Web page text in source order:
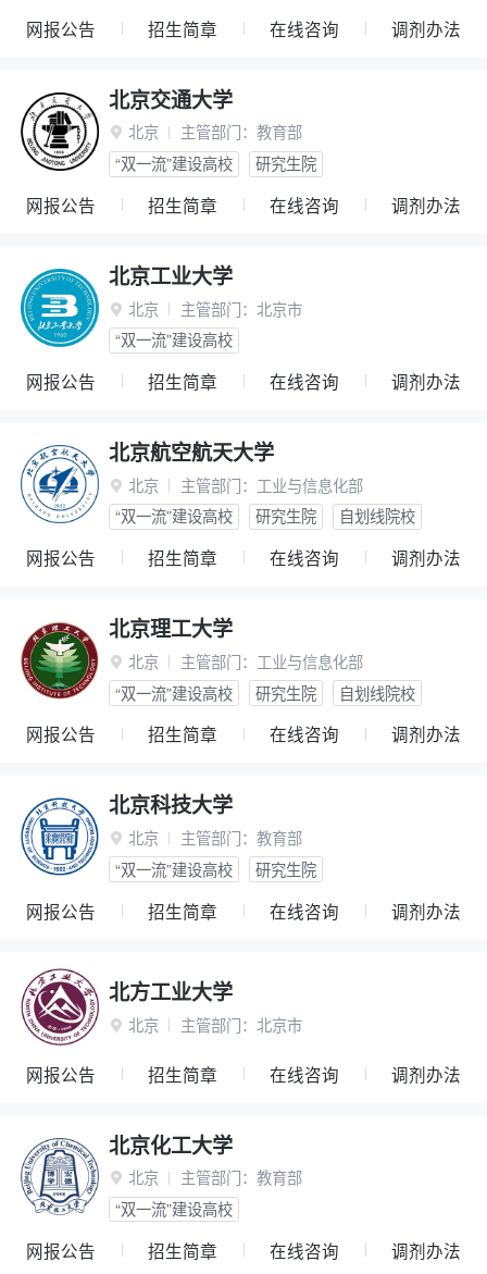
网报公告 招生简章 在线咨询 调剂办法
北京交通大学
 北京 主管部门： 教育部
“双一流”建设高校
研究生院
网报公告 招生简章 在线咨询 调剂办法
北京工业大学
 北京 主管部门： 北京市
“双一流”建设高校
网报公告 招生简章 在线咨询 调剂办法
北京航空航天大学
 北京 主管部门： 工业与信息化部
“双一流”建设高校
研究生院 自划线院校
网报公告 招生简章 在线咨询 调剂办法
北京理工大学
 北京 主管部门： 工业与信息化部
“双一流”建设高校
研究生院 自划线院校
网报公告 招生简章 在线咨询 调剂办法
北京科技大学
 北京 主管部门： 教育部
“双一流”建设高校
研究生院
网报公告 招生简章 在线咨询 调剂办法
北方工业大学
 北京 主管部门： 北京市
网报公告 招生简章 在线咨询 调剂办法
北京化工大学
 北京 主管部门： 教育部
“双一流”建设高校
网报公告 招生简章 在线咨询 调剂办法